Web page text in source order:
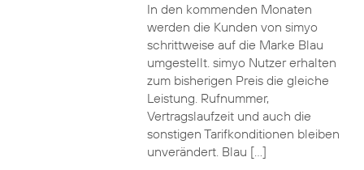
In den kommenden Monaten
werden die Kunden von simyo
schrittweise auf die Marke Blau
umgestellt. simyo Nutzer erhalten
zum bisherigen Preis die gleiche
Leistung. Rufnummer,
Vertragslaufzeit und auch die
sonstigen Tarifkonditionen bleiben
unverändert. Blau […]